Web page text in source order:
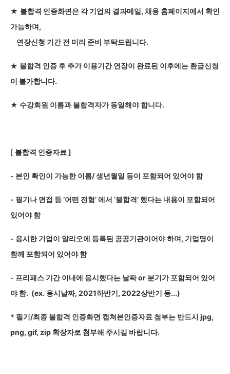
★ 불합격 인증화면은 각 기업의 결과메일, 채용 홈페이지에서 확인
가능하며,
연장신청 기간 전 미리 준비 부탁드립니다.
★ 불합격 인증 후 추가 이용기간 연장이 완료된 이후에는 환급신청
이 불가합니다.
★ 수강회원 이름과 불합격자가 동일해야 합니다.
[ 불합격 인증자료 ]
- 본인 확인이 가능한 이름/ 생년월일 등이 포함되어 있어야 함
- 필기나 면접 등 ‘어떤 전형’ 에서 ‘불합격’ 했다는 내용이 포함되어
있어야 함
- 응시한 기업이 알리오에 등록된 공공기관이어야 하며, 기업명이
함께 포함되어 있어야 함
- 프리패스 기간 이내에 응시했다는 날짜 or 분기가 포함되어 있어
야 함. (ex. 응시날짜, 2021하반기, 2022상반기 등...)
* 필기/최종 불합격 인증화면 캡쳐본인증자료 첨부는 반드시 jpg,
png, gif, zip 확장자로 첨부해 주시길 바랍니다.